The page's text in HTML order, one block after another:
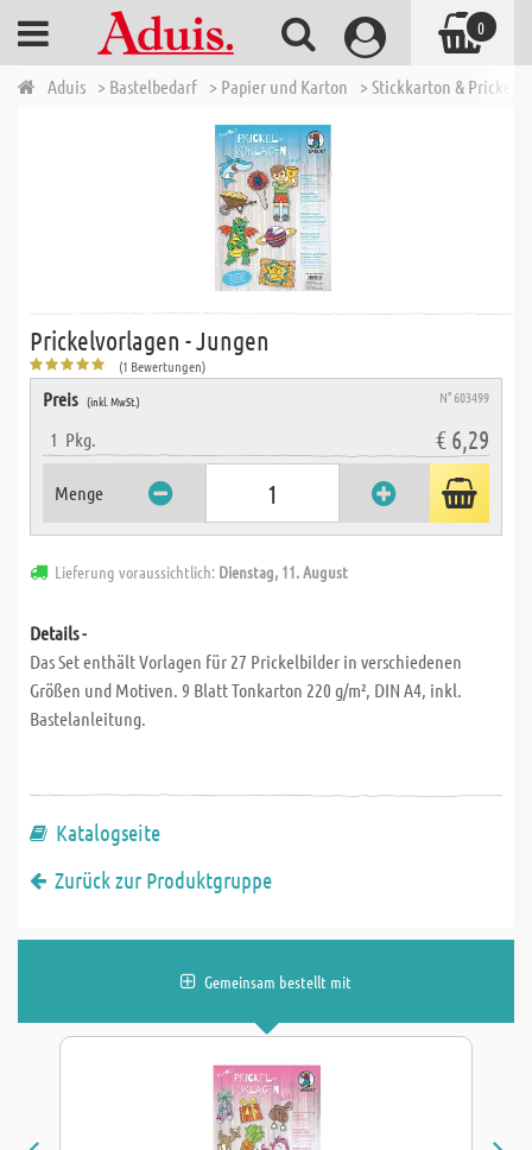
Aduis > Bastelbedarf > Papier und Karton > Stickkarton & Prickeln
Prickelvorlagen - Jungen
(1 Bewertungen)
Preis (inkl. MwSt.) N° 603499
1 Pkg. € 6,29
Menge
Lieferung voraussichtlich: Dienstag, 11. August
Details -
Das Set enthält Vorlagen für 27 Prickelbilder in verschiedenen
Größen und Motiven. 9 Blatt Tonkarton 220 g/m², DIN A4, inkl.
Bastelanleitung.
Katalogseite
Zurück zur Produktgruppe
Gemeinsam bestellt mit
0